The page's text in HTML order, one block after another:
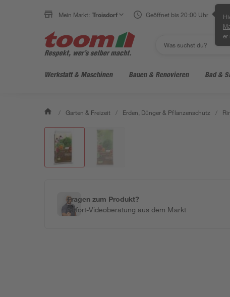
Mein Markt: Troisdorf Geöffnet bis 20:00 Uhr
er
Werkstatt & Maschinen Bauen & Renovieren Bad &
/ Garten & Freizeit / Erden, Dünger & Pflanzenschutz /
Fragen zum Produkt?
Sofort-Videoberatung aus dem Markt